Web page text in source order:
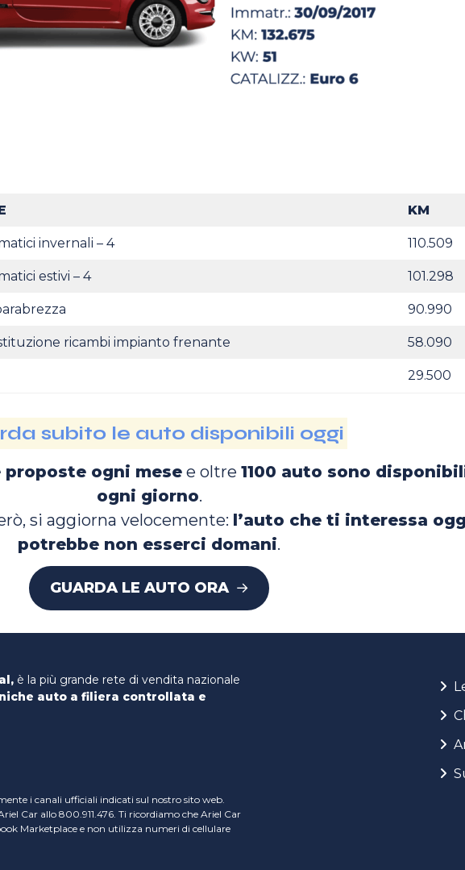
KM
invernali – 4 110.509
estivi – 4 101.298
90.990
ricambi impianto frenante 58.090
29.500
subito le auto disponibili oggi
proposte ogni mese e oltre 1100 auto sono
ogni giorno.
si aggiorna velocemente: l’auto che ti interessa
potrebbe non esserci domani.
GUARDA LE AUTO ORA
è la più grande rete di vendita nazionale
auto a filiera controllata e
i canali ufficiali indicati sul nostro sito web.
Car allo 800.911.476. Ti ricordiamo che Ariel Car
Marketplace e non utilizza numeri di cellulare